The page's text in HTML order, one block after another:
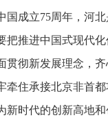
国成立75周年，河
把推进中国式现代
贯彻新发展理念，
牵住承接北京非首
新时代的创新高地